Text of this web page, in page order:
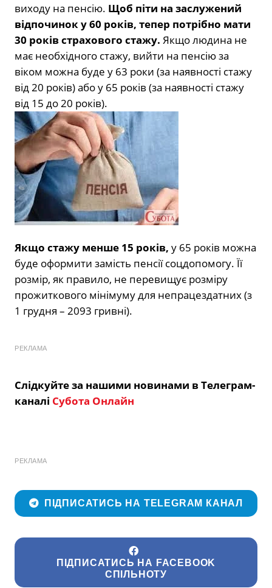
виходу на пенсію. Щоб піти на заслужений
відпочинок у 60 років, тепер потрібно мати
30 років страхового стажу. Якщо людина не
має необхідного стажу, вийти на пенсію за
віком можна буде у 63 роки (за наявності стажу
від 20 років) або у 65 років (за наявності стажу
від 15 до 20 років).
Якщо стажу менше 15 років, у 65 років можна
буде оформити замість пенсії соцдопомогу. Її
розмір, як правило, не перевищує розміру
прожиткового мінімуму для непрацездатних (з
1 грудня – 2093 гривні).
РЕКЛАМА
Слідкуйте за нашими новинами в Телеграм-
каналі Субота Онлайн
РЕКЛАМА
ПІДПИСАТИСЬ НА TELEGRAM КАНАЛ
ПІДПИСАТИСЬ НА FACEBOOK
СПІЛЬНОТУ